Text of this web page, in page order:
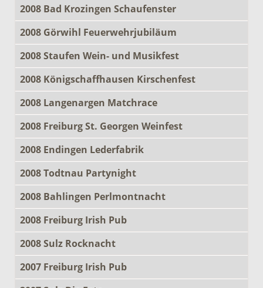
2008 Bad Krozingen Schaufenster
2008 Görwihl Feuerwehrjubiläum
2008 Staufen Wein- und Musikfest
2008 Königschaffhausen Kirschenfest
2008 Langenargen Matchrace
2008 Freiburg St. Georgen Weinfest
2008 Endingen Lederfabrik
2008 Todtnau Partynight
2008 Bahlingen Perlmontnacht
2008 Freiburg Irish Pub
2008 Sulz Rocknacht
2007 Freiburg Irish Pub